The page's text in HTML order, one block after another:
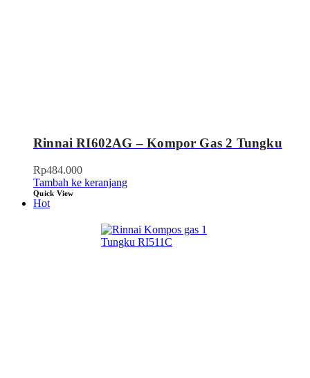
Rinnai RI602AG – Kompor Gas 2 Tungku
Rp484.000
Tambah ke keranjang
Quick View
Hot